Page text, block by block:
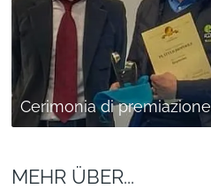
Cerimonia di premiazione
MEHR ÜBER...